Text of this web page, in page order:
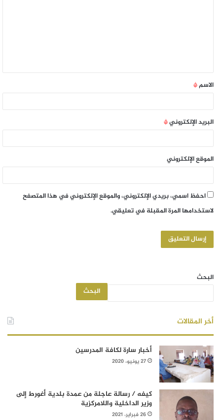
الاسم*
البريد الإلكتروني*
الموقع الإلكتروني
احفظ اسمي، بريدي الإلكتروني، والموقع الإلكتروني في هذا المتصفح
لاستخدامها المرة المقبلة في تعليقي.
البحث
البحث
أخر المقالات
أخبار سارة لكافة المدرسين
27 يونيو، 2020
كيفه / رسالة عاجلة من عمدة بلدية أغورط إلى
وزير الداخلية واللامركزية
26 فبراير، 2021